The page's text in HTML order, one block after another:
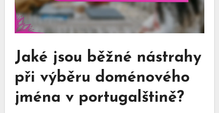
Jaké jsou běžné nástrahy
při výběru doménového
jména v portugalštině?